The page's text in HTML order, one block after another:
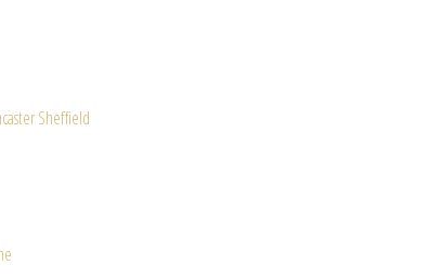
Sheffield